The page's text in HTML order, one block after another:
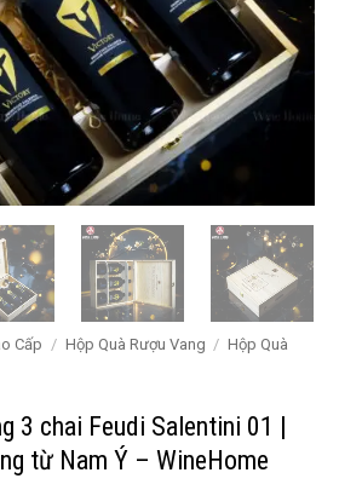
Cấp / Hộp Quà Rượu Vang / Hộp Quà
3 chai Feudi Salentini 01 |
từ Nam Ý – WineHome